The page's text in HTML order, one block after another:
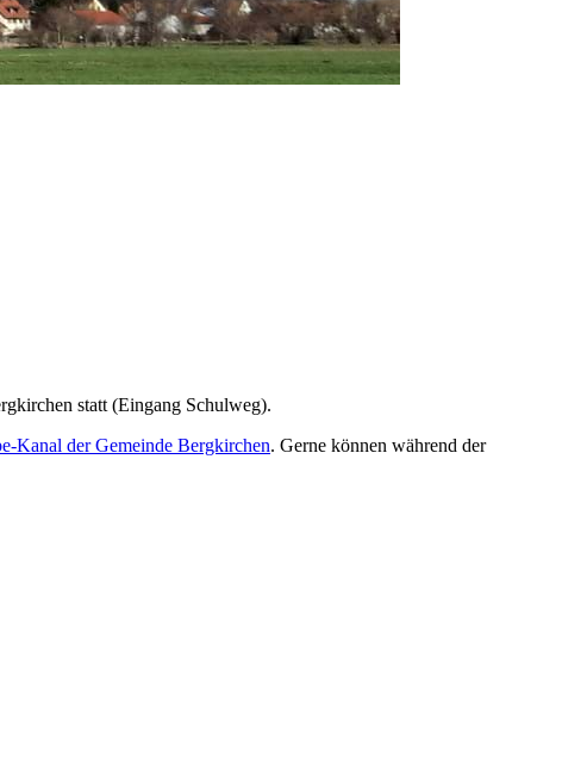
statt (Eingang Schulweg).
Kanal der Gemeinde Bergkirchen. Gerne können während der